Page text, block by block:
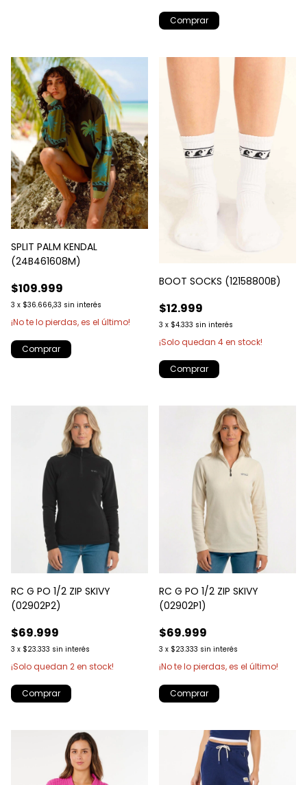
Comprar
SPLIT PALM KENDAL
(24B461608M)
$109.999
3 x $36.666,33 sin interés
¡No te lo pierdas, es el último!
Comprar
BOOT SOCKS (12158800B)
$12.999
3 x $4.333 sin interés
¡Solo quedan 4en stock!
RC G PO 1/2 ZIP SKIVY
(02902P2)
$69.999
3 x $23.333 sin interés
¡Solo quedan 2en stock!
Comprar
RC G PO 1/2 ZIP SKIVY
(02902P1)
$69.999
3 x $23.333 sin interés
¡No te lo pierdas, es el último!
Comprar